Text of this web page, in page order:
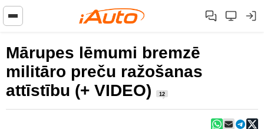
Mārupes lēmumi bremzē
militāro preču ražošanas
attīstību (+ VIDEO)
12